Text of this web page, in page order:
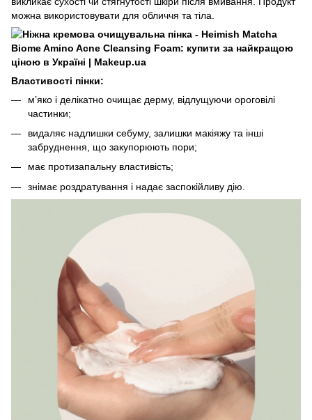
можна використовувати для обличчя та тіла.
Властивості пінки:
м’яко і делікатно очищає дерму, відлущуючи ороговілі
частинки;
видаляє надлишки себуму, залишки макіяжу та інші
забруднення, що закупорюють пори;
має протизапальну властивість;
знімає роздратування і надає заспокійливу дію.